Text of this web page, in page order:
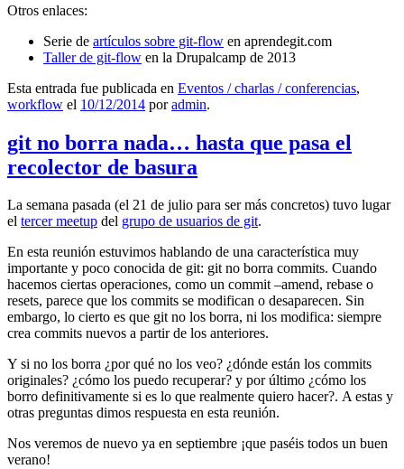
Otros enlaces:
Serie de artículos sobre git-flow en aprendegit.com
Taller de git-flow en la Drupalcamp de 2013
Esta entrada fue publicada en Eventos / charlas / conferencias,
workflow el 10/12/2014 poradmin.
git no borra nada… hasta que pasa el
recolector de basura
La semana pasada (el 21 de julio para ser más concretos) tuvo lugar
el tercer meetup del grupo de usuarios de git.
En esta reunión estuvimos hablando de una característica muy
importante y poco conocida de git: git no borra commits. Cuando
hacemos ciertas operaciones, como un commit –amend, rebase o
resets, parece que los commits se modifican o desaparecen. Sin
embargo, lo cierto es que git no los borra, ni los modifica: siempre
crea commits nuevos a partir de los anteriores.
Y si no los borra ¿por qué no los veo? ¿dónde están los commits
originales? ¿cómo los puedo recuperar? y por último ¿cómo los
borro definitivamente si es lo que realmente quiero hacer?. A estas y
otras preguntas dimos respuesta en esta reunión.
Nos veremos de nuevo ya en septiembre ¡que paséis todos un buen
verano!